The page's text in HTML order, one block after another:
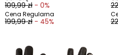
109,99 zł - 0%
Cena Regularna
199,99 zł - 45%